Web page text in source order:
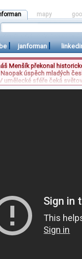
mapy
| janforman |
Menšík překonal
úspěch mladých
umělecké sféře čeká
Zmínky o přírodě